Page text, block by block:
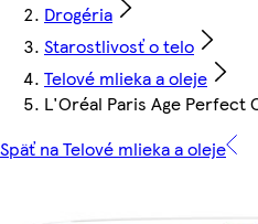
Drogéria
Starostlivosť o telo
Telové mlieka a oleje
L'Oréal Paris Age Perfect
Späť na Telové mlieka a oleje